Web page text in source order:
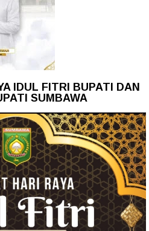
IDUL FITRI BUPATI DAN
SUMBAWA